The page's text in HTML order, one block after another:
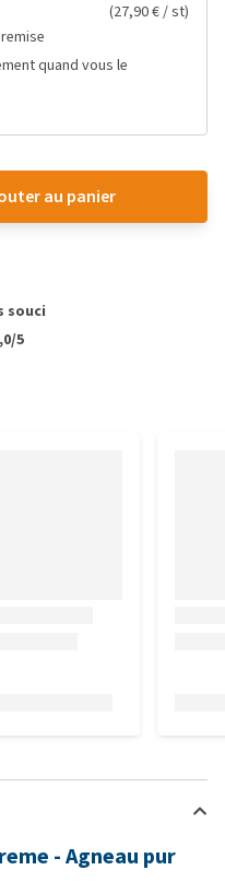
(27,90 € / st)
quand vous le
au panier
souci
5
- Agneau pur